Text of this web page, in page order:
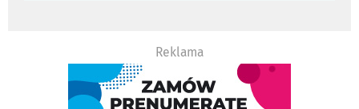
Reklama